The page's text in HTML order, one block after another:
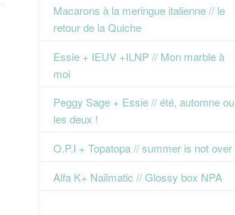
Macarons à la meringue italienne // le
retour de la Quiche
Essie + IEUV +ILNP // Mon marble à
moi
Peggy Sage + Essie // été, automne ou
les deux !
O.P.I + Topatopa // summer is not over
Alfa K+ Nailmatic // Glossy box NPA